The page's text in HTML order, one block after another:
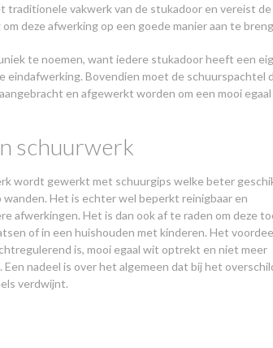
traditionele vakwerk van de stukadoor en vereist de
deze afwerking op een goede manier aan te
te noemen, want iedere stukadoor heeft een
eindafwerking. Bovendien moet de schuurspachtel
en afgewerkt worden om een mooi egaal
schuurwerk
wordt gewerkt met schuurgips welke beter
wanden. Het is echter wel beperkt reinigbaar en
afwerkingen. Het is dan ook af te raden om deze
of in een huishouden met kinderen. Het
is, mooi egaal wit optrekt en niet meer
nadeel is over het algemeen dat bij het
verdwijnt.